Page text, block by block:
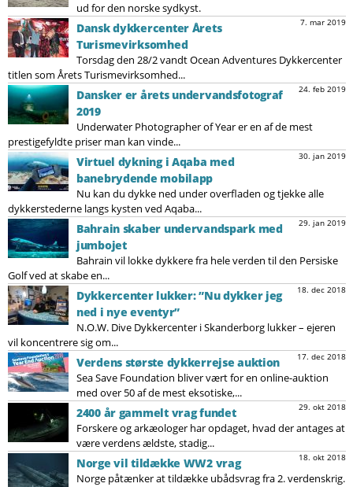
ud for den norske sydkyst.
7. mar 2019
Dansk dykkercenter Årets
Turismevirksomhed
Torsdag den 28/2 vandt Ocean Adventures Dykkercenter
titlen som Årets Turismevirksomhed...
24. feb 2019
Dansker er årets undervandsfotograf
2019
Underwater Photographer of Year er en af de mest
prestigefyldte priser man kan vinde...
30. jan 2019
Virtuel dykning i Aqaba med
banebrydende mobilapp
Nu kan du dykke ned under overfladen og tjekke alle
dykkerstederne langs kysten ved Aqaba...
29. jan 2019
Bahrain skaber undervandspark med
jumbojet
Bahrain vil lokke dykkere fra hele verden til den Persiske
Golf ved at skabe en...
18. dec 2018
Dykkercenter lukker: ”Nu dykker jeg
ned i nye eventyr”
N.O.W. Dive Dykkercenter i Skanderborg lukker – ejeren
vil koncentrere sig om...
17. dec 2018
Verdens største dykkerrejse auktion
Sea Save Foundation bliver vært for en online-auktion
med over 50 af de mest eksotiske,...
29. okt 2018
2400 år gammelt vrag fundet
Forskere og arkæologer har opdaget, hvad der antages at
være verdens ældste, stadig...
18. okt 2018
Norge vil tildække WW2 vrag
Norge påtænker at tildække ubådsvrag fra 2. verdenskrig.